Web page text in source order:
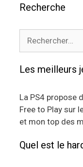
Recherche
Les meilleurs
La PS4 propose
Free to Play sur
et mon top des
Quel est le